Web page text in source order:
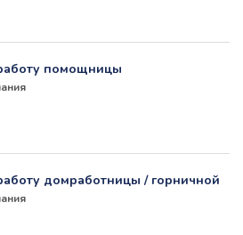
помощницы
домработницы / горничной